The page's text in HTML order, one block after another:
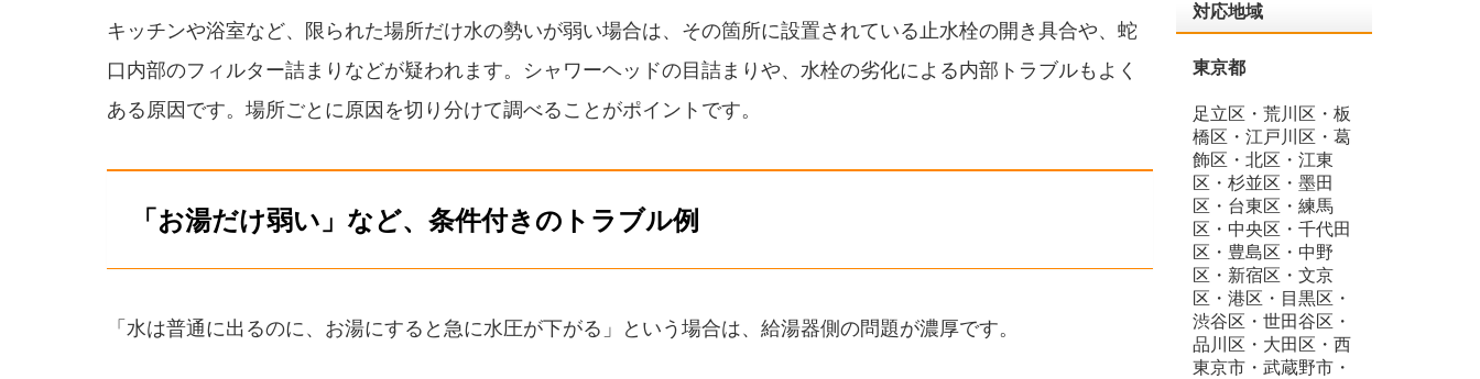
キッチンや浴室など、限られた場所だけ水の勢いが弱い場合は、その箇所に設置されている止水栓の開き具合や、蛇
口内部のフィルター詰まりなどが疑われます。シャワーヘッドの目詰まりや、水栓の劣化による内部トラブルもよく
ある原因です。場所ごとに原因を切り分けて調べることがポイントです。
「お湯だけ弱い」など、条件付きのトラブル例
「水は普通に出るのに、お湯にすると急に水圧が下がる」という場合は、給湯器側の問題が濃厚です。
対応地域
東京都
足立区・荒川区・板
橋区・江戸川区・葛
飾区・北区・江東
区・杉並区・墨田
区・台東区・練馬
区・中央区・千代田
区・豊島区・中野
区・新宿区・文京
区・港区・目黒区・
渋谷区・世田谷区・
品川区・大田区・西
東京市・武蔵野市・